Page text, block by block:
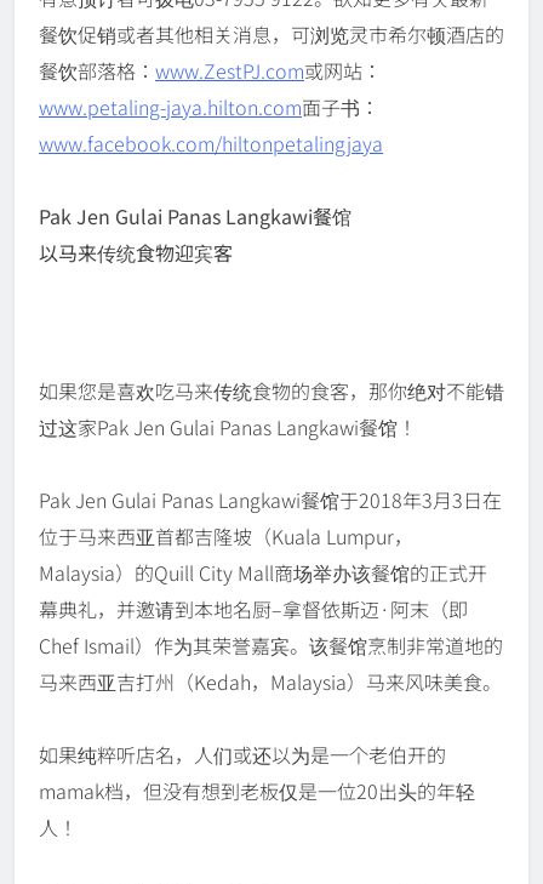
餐饮促销或者其他相关消息，可浏览灵市希尔顿酒店的
餐饮部落格： www.ZestPJ.com或网站：
www.petaling-jaya.hilton.com面子书：
www.facebook.com/hiltonpetalingjaya
Pak Jen Gulai Panas Langkawi餐馆
以马来传统食物迎宾客
如果您是喜欢吃马来传统食物的食客，那你绝对不能错
过这家Pak Jen Gulai Panas Langkawi餐馆！
Pak Jen Gulai Panas Langkawi餐馆于2018年3月3日在
位于马来西亚首都吉隆坡（Kuala Lumpur，
Malaysia）的Quill City Mall商场举办该餐馆的正式开
幕典礼，并邀请到本地名厨–拿督依斯迈·阿末（即
Chef Ismail）作为其荣誉嘉宾。该餐馆烹制非常道地的
马来西亚吉打州（Kedah，Malaysia）马来风味美食。
如果纯粹听店名，人们或还以为是一个老伯开的
mamak档，但没有想到老板仅是一位20出头的年轻
人！